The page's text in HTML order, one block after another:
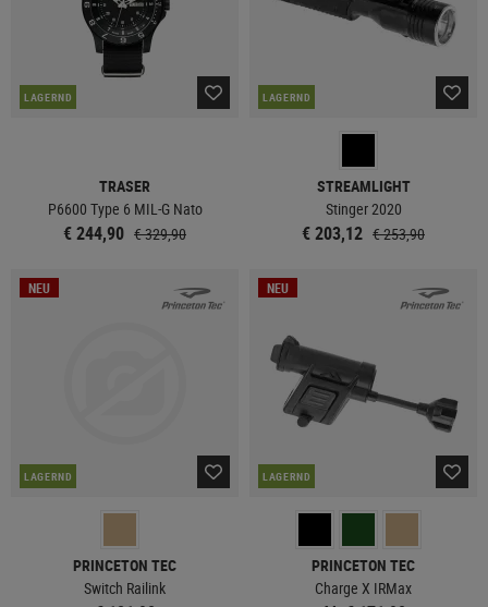
LAGERND
TRASER
P6600 Type 6 MIL-G Nato
€ 244,90 € 329,90
LAGERND
STREAMLIGHT
Stinger 2020
€ 203,12 € 253,90
NEU
LAGERND
PRINCETON TEC
Switch Railink
NEU
LAGERND
PRINCETON TEC
Charge X IRMax